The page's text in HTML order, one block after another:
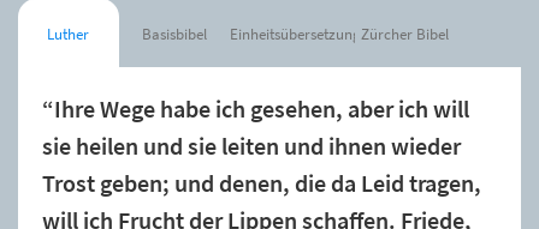
Luther Basisbibel Einheitsübersetzung Zürcher Bibel
“Ihre Wege habe ich gesehen, aber ich will
sie heilen und sie leiten und ihnen wieder
Trost geben; und denen, die da Leid tragen,
will ich Frucht der Lippen schaffen. Friede,